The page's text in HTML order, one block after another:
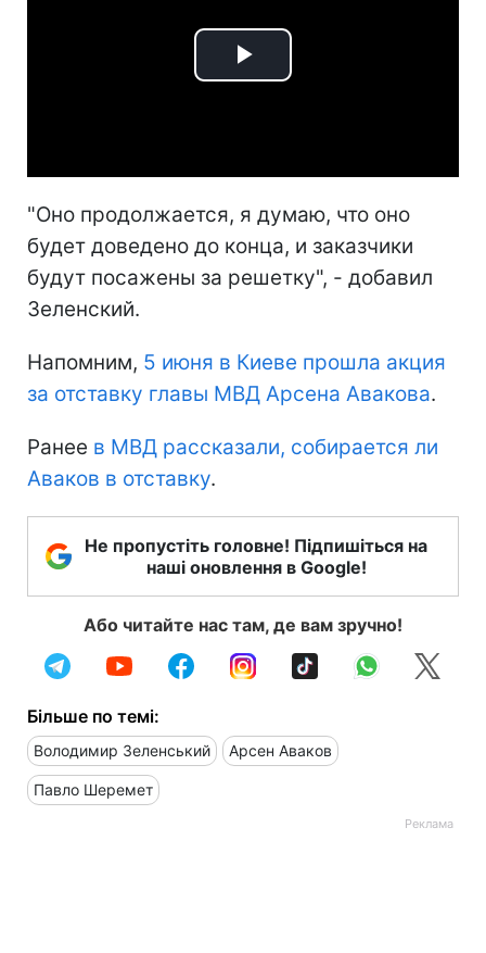
Play
"Оно продолжается, я думаю, что оно
будет доведено до конца, и заказчики
будут посажены за решетку", - добавил
Зеленский.
Напомним, 5 июня в Киеве прошла акция
за отставку главы МВД Арсена Авакова.
Ранее в МВД рассказали, собирается ли
Аваков в отставку.
Не пропустіть головне! Підпишіться на
наші оновлення в Google!
Або читайте нас там, де вам зручно!
Більше по темі:
Володимир Зеленський Арсен Аваков
Павло Шеремет